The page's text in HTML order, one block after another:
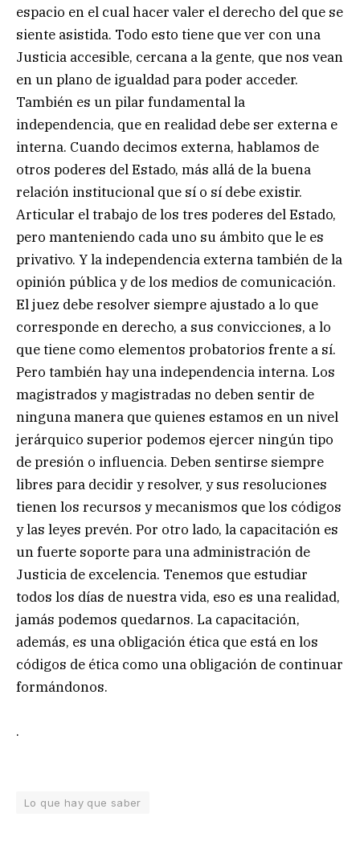
espacio en el cual hacer valer el derecho del que se
siente asistida. Todo esto tiene que ver con una
Justicia accesible, cercana a la gente, que nos vean
en un plano de igualdad para poder acceder.
También es un pilar fundamental la
independencia, que en realidad debe ser externa e
interna. Cuando decimos externa, hablamos de
otros poderes del Estado, más allá de la buena
relación institucional que sí o sí debe existir.
Articular el trabajo de los tres poderes del Estado,
pero manteniendo cada uno su ámbito que le es
privativo. Y la independencia externa también de la
opinión pública y de los medios de comunicación.
El juez debe resolver siempre ajustado a lo que
corresponde en derecho, a sus convicciones, a lo
que tiene como elementos probatorios frente a sí.
Pero también hay una independencia interna. Los
magistrados y magistradas no deben sentir de
ninguna manera que quienes estamos en un nivel
jerárquico superior podemos ejercer ningún tipo
de presión o influencia. Deben sentirse siempre
libres para decidir y resolver, y sus resoluciones
tienen los recursos y mecanismos que los códigos
y las leyes prevén. Por otro lado, la capacitación es
un fuerte soporte para una administración de
Justicia de excelencia. Tenemos que estudiar
todos los días de nuestra vida, eso es una realidad,
jamás podemos quedarnos. La capacitación,
además, es una obligación ética que está en los
códigos de ética como una obligación de continuar
formándonos.
.
Lo que hay que saber